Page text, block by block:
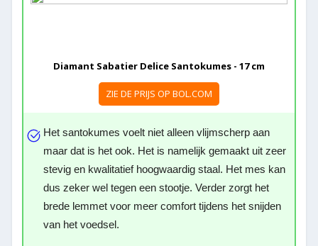
Diamant Sabatier Delice Santokumes - 17 cm
ZIE DE PRIJS OP BOL.COM
Het santokumes voelt niet alleen vlijmscherp aan
maar dat is het ook. Het is namelijk gemaakt uit zeer
stevig en kwalitatief hoogwaardig staal. Het mes kan
dus zeker wel tegen een stootje. Verder zorgt het
brede lemmet voor meer comfort tijdens het snijden
van het voedsel.